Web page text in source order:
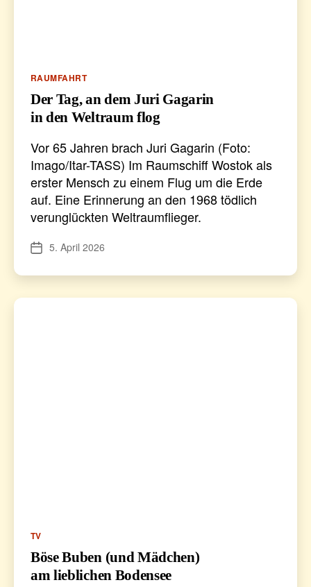
Kategorien
RAUMFAHRT
Der Tag, an dem Juri Gagarin
in den Weltraum flog
Vor 65 Jahren brach Juri Gagarin (Foto:
Imago/Itar-TASS) Im Raumschiff Wostok als
erster Mensch zu einem Flug um die Erde
auf. Eine Erinnerung an den 1968 tödlich
verunglückten Weltraumflieger.
Veröffentlichungsdatum
5. April 2026
Kategorien
TV
Böse Buben (und Mädchen)
am lieblichen Bodensee